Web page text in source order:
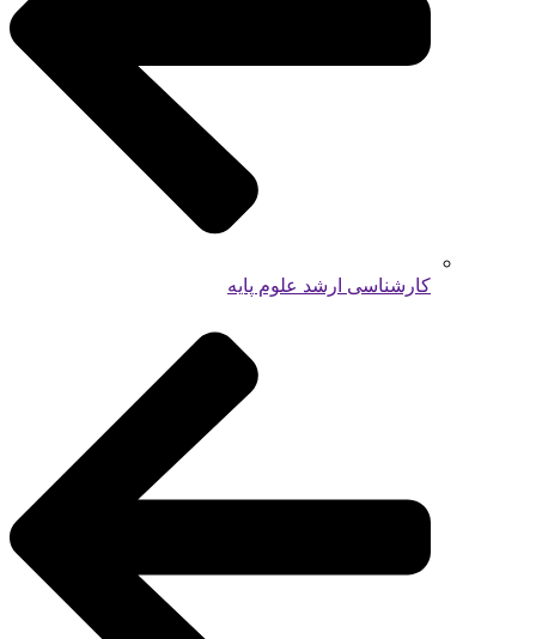
کارشناسی ارشد علوم پایه